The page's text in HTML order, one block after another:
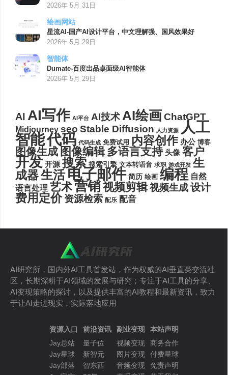
2026年 5月 31日
绘画网站
星流AI-国产AI设计平台，中文理解强、国风效果好
2026年 5月 29日
智能体
Dumate-百度出品桌面级AI智能体
2026年 5月 29日
AI AI写作 AI平台 AI技术AI绘画ChatGPT
Midjourney seo Stable Diffusion 人力资源 人工
智能代码 代码生成 免费试用 内容创作 办公 博客
图像生成 图像编辑 多语言支持 头像 客户
开发 开源 搜索 搜索引擎 文本转语音 求职 游戏开发 生
成器生活电子邮件 简历 绘画 编程 自然
语言处理 艺术营销视频剪辑视频生成设计
费用定价 资源检索 配乐 配音
AI研究所，国内外AI工具首发站，作为权威的AI垂直类交流社
区，长期深耕于AI领域的发展与研究；专注于AI工具的分享、
AI变现策略的探讨，以及提供丰富的AI教程和最新资讯，致力
于让AI走进现实，实际落地应用
资源入口
Jay总站
Jay星球
Jay部落
前沿资讯
量子位
新智元
智东西
副业变现
视频变现
图片变现
音频变现
本站声明
商务合作
付费星球
免责声明